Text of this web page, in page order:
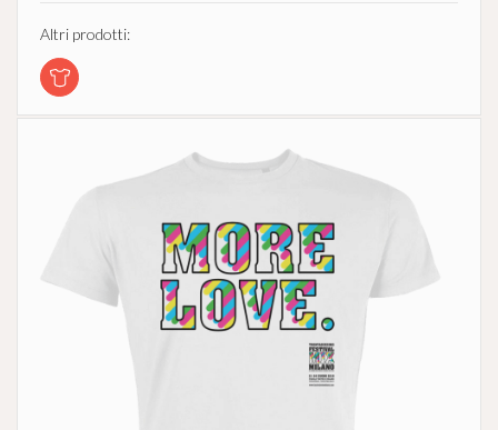
Altri prodotti: